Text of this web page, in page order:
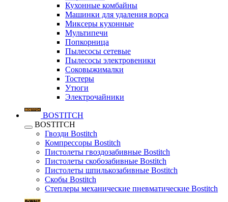
Кухонные комбайны
Машинки для удаления ворса
Миксеры кухонные
Мультипечи
Попкорница
Пылесосы сетевые
Пылесосы электровеники
Соковыжималки
Тостеры
Утюги
Электрочайники
BOSTITCH
BOSTITCH
Гвозди Bostitch
Компрессоры Bostitch
Пистолеты гвоздозабивные Bostitch
Пистолеты скобозабивные Bostitch
Пистолеты шпилькозабивные Bostitch
Скобы Bostitch
Степлеры механические пневматические Bostitch